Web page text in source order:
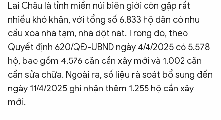
Lai Châu là tỉnh miền núi biên giới còn gặp rất
nhiều khó khăn, với tổng số 6.833 hộ dân có nhu
cầu xóa nhà tạm, nhà dột nát. Trong đó, theo
Quyết định 620/QĐ-UBND ngày 4/4/2025 có 5.578
hộ, bao gồm 4.576 căn cần xây mới và 1.002 căn
cần sửa chữa. Ngoài ra, số liệu rà soát bổ sung đến
ngày 11/4/2025 ghi nhận thêm 1.255 hộ cần xây
mới.